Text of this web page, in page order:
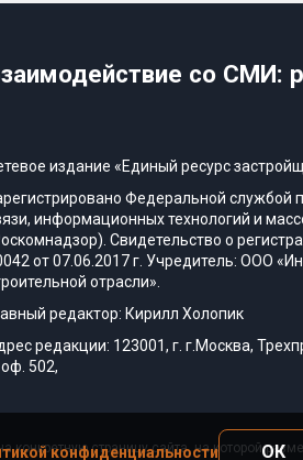
со СМИ:
издание «Единый ресурс
Федеральной службой
информационных технологий и
Свидетельство о
от 07.06.2017 г. Учредитель: ООО
отрасли».
редактор: Кирилл Холопик
редакции: 123001, г. г.Москва,
оф. 502,
страницу сайта, на которой
конфиденциальности ОК